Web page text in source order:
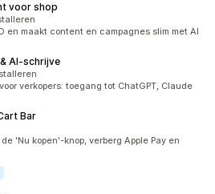
voor shop
en maakt content en campagnes slim met AI
AI‑schrijve
verkopers: toegang tot ChatGPT, Claude
Bar
'Nu kopen'-knop, verberg Apple Pay en